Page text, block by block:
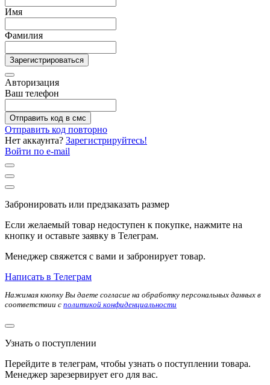
Имя
Фамилия
Зарегистрироваться
Авторизация
Ваш телефон
Отправить код в смс
Отправить код повторно
Нет аккаунта? Зарегистрируйтесь!
Войти по e-mail
Забронировать или предзаказать размер
Если желаемый товар недоступен к покупке, нажмите на
кнопку и оставьте заявку в Телеграм.
Менеджер свяжется с вами и забронирует товар.
Написать в Телеграм
Нажимая кнопку Вы даете согласие на обработку персональных данных в
соответствии с политикой конфиденциальности
Узнать о поступлении
Перейдите в телеграм, чтобы узнать о поступлении товара.
Менеджер зарезервирует его для вас.